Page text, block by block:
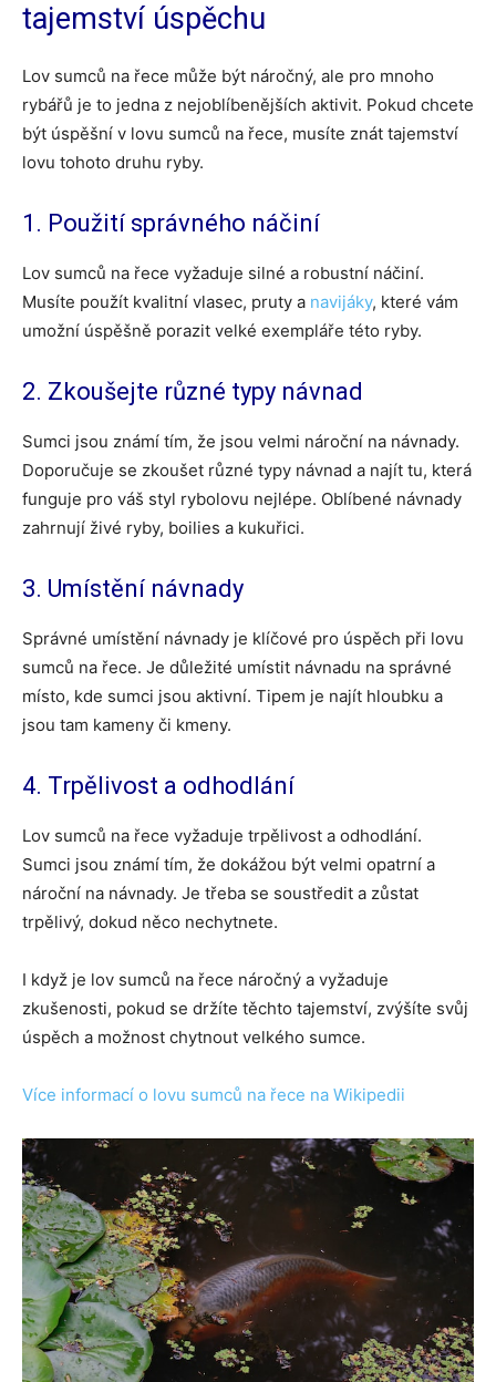
tajemství úspěchu
Lov sumců na řece může být náročný, ale pro mnoho
rybářů je to jedna z nejoblíbenějších aktivit. Pokud chcete
být úspěšní v lovu sumců na řece, musíte znát tajemství
lovu tohoto druhu ryby.
1. Použití správného náčiní
Lov sumců na řece vyžaduje silné a robustní náčiní.
Musíte použít kvalitní vlasec, pruty a navijáky, které vám
umožní úspěšně porazit velké exempláře této ryby.
2. Zkoušejte různé typy návnad
Sumci jsou známí tím, že jsou velmi nároční na návnady.
Doporučuje se zkoušet různé typy návnad a najít tu, která
funguje pro váš styl rybolovu nejlépe. Oblíbené návnady
zahrnují živé ryby, boilies a kukuřici.
3. Umístění návnady
Správné umístění návnady je klíčové pro úspěch při lovu
sumců na řece. Je důležité umístit návnadu na správné
místo, kde sumci jsou aktivní. Tipem je najít hloubku a
jsou tam kameny či kmeny.
4. Trpělivost a odhodlání
Lov sumců na řece vyžaduje trpělivost a odhodlání.
Sumci jsou známí tím, že dokážou být velmi opatrní a
nároční na návnady. Je třeba se soustředit a zůstat
trpělivý, dokud něco nechytnete.
I když je lov sumců na řece náročný a vyžaduje
zkušenosti, pokud se držíte těchto tajemství, zvýšíte svůj
úspěch a možnost chytnout velkého sumce.
Více informací o lovu sumců na řece na Wikipedii